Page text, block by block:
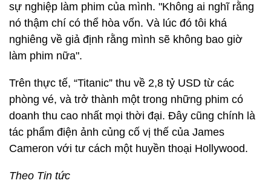
sự nghiệp làm phim của mình. "Không ai nghĩ rằng
nó thậm chí có thể hòa vốn. Và lúc đó tôi khá
nghiêng về giả định rằng mình sẽ không bao giờ
làm phim nữa".
Trên thực tế, “Titanic” thu về 2,8 tỷ USD từ các
phòng vé, và trở thành một trong những phim có
doanh thu cao nhất mọi thời đại. Đây cũng chính là
tác phẩm điện ảnh củng cố vị thế của James
Cameron với tư cách một huyền thoại Hollywood.
Theo Tin tức